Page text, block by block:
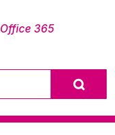
Office 365